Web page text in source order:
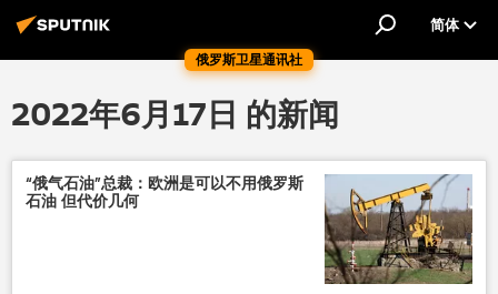
俄罗斯卫星通讯社
简体
2022年6月17日 的新闻
“俄气石油”总裁：欧洲是可以不用俄罗斯
石油 但代价几何